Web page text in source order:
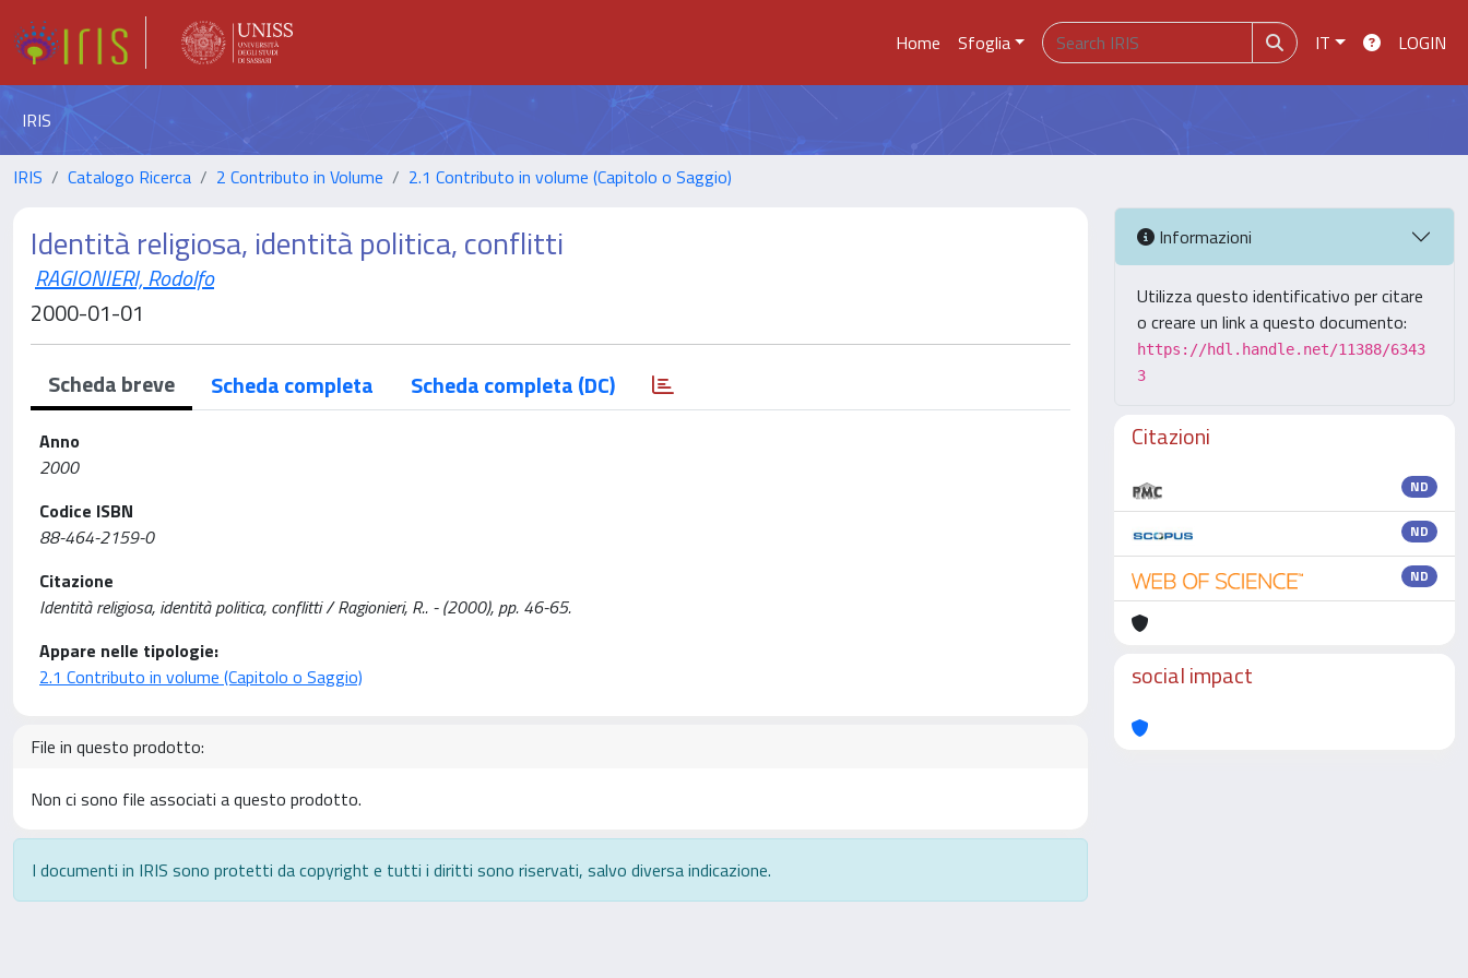
Home Sfoglia IT LOGIN
IRIS
IRIS Catalogo Ricerca 2 Contributo in Volume 2.1 Contributo in volume (Capitolo o Saggio)
Identità religiosa, identità politica, conflitti
RAGIONIERI, Rodolfo
2000-01-01
Scheda breve Scheda completa Scheda completa (DC)
Anno
2000
Codice ISBN
88-464-2159-0
Citazione
Identità religiosa, identità politica, conflitti / Ragionieri, R.. - (2000), pp. 46-65.
Appare nelle tipologie:
2.1 Contributo in volume (Capitolo o Saggio)
File in questo prodotto:
Non ci sono file associati a questo prodotto.
I documenti in IRIS sono protetti da copyright e tutti i diritti sono riservati, salvo diversa indicazione.
Informazioni
Utilizza questo identificativo per citare
o creare un link a questo documento:
https://hdl.handle.net/11388/6343
3
Citazioni
ND
ND
ND
social impact